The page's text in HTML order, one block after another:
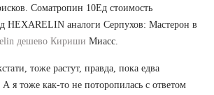
Cоматропин 10Ед стоимость
HEXARELIN аналоги Серпухов: Мастерон в
дешево Кириши Миасс.
тоже растут, правда, пока едва
я тоже как-то не поторопилась с ответом